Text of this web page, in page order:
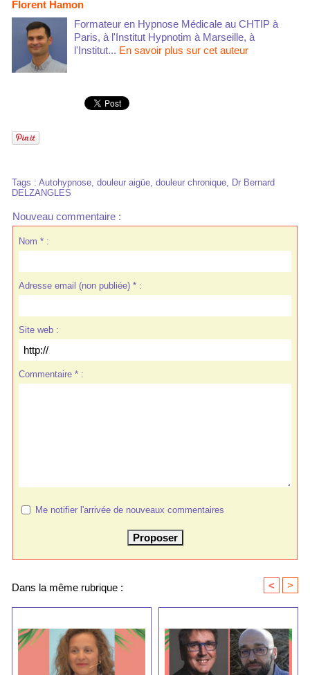
Florent Hamon
Formateur en Hypnose Médicale au CHTIP à
Paris, à l'Institut Hypnotim à Marseille, à
l'Institut... En savoir plus sur cet auteur
Tags : Autohypnose, douleur aigüe, douleur chronique, Dr Bernard
DELZANGLES
Nouveau commentaire :
Nom * :
Adresse email (non publiée) * :
Site web :
Commentaire * :
Me notifier l'arrivée de nouveaux commentaires
Dans la même rubrique : < >